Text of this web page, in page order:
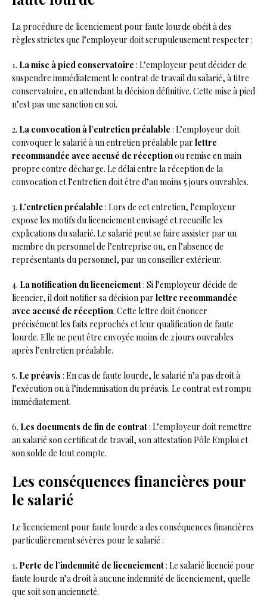
La procédure de licenciement pour faute lourde obéit à des
règles strictes que l’employeur doit scrupuleusement respecter :
1. La mise à pied conservatoire : L’employeur peut décider de
suspendre immédiatement le contrat de travail du salarié, à titre
conservatoire, en attendant la décision définitive. Cette mise à pied
n’est pas une sanction en soi.
2. La convocation à l’entretien préalable : L’employeur doit
convoquer le salarié à un entretien préalable par lettre
recommandée avec accusé de réceptionou remise en main
propre contre décharge. Le délai entre la réception de la
convocation et l’entretien doit être d’au moins 5 jours ouvrables.
3. L’entretien préalable : Lors de cet entretien, l’employeur
expose les motifs du licenciement envisagé et recueille les
explications du salarié. Le salarié peut se faire assister par un
membre du personnel de l’entreprise ou, en l’absence de
représentants du personnel, par un conseiller extérieur.
4. La notification du licenciement: Si l’employeur décide de
licencier, il doit notifier sa décision par lettre recommandée
avec accusé de réception. Cette lettre doit énoncer
précisément les faits reprochés et leur qualification de faute
lourde. Elle ne peut être envoyée moins de 2 jours ouvrables
après l’entretien préalable.
5. Le préavis : En cas de faute lourde, le salarié n’a pas droit à
l’exécution ou à l’indemnisation du préavis. Le contrat est rompu
immédiatement.
6. Les documents de fin de contrat: L’employeur doit remettre
au salarié son certificat de travail, son attestation Pôle Emploi et
son solde de tout compte.
Les conséquences financières pour
le salarié
Le licenciement pour faute lourde a des conséquences financières
particulièrement sévères pour le salarié :
1. Perte de l’indemnité de licenciement: Le salarié licencié pour
faute lourde n’a droit à aucune indemnité de licenciement, quelle
que soit son ancienneté.